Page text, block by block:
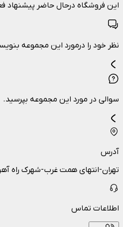
این فروشگاه درحال حاضر پیشنهاد
نظر خود را درمورد این مجموعه
سوالی در مورد این مجموعه بپرسید.
آدرس
تهران-انتهای همت غرب-شهرک راه آهن-خیابان
اطلاعات تماس